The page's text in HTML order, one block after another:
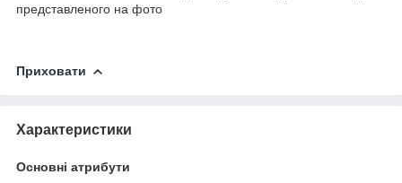
представленого на фото
Приховати
Характеристики
Основні атрибути